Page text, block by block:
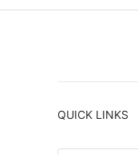
QUICK LINKS